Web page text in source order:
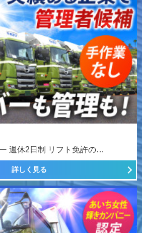
週休2日制 リフト免許の…
詳しく見る